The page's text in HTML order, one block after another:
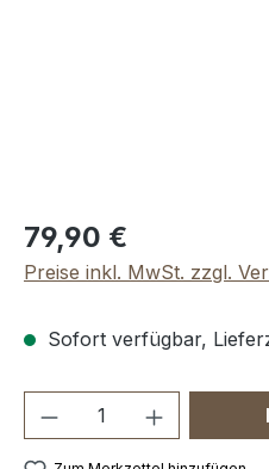
Regulärer Preis:
79,90 €
Preise inkl. MwSt. zzgl.
Sofort verfügbar,
Produkt Anzahl: